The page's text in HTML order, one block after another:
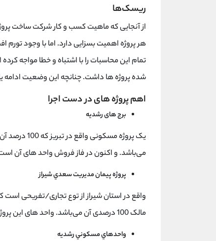
ریسک‌ها
از آنجایی که ماهیت کسب و کار شرکت ساخت
هر پروژه اهمیت بسزایی دارد. اما با وجود
تمام این محاسبات را با اشتباه و خطا مواجه
شده پروژه ها داشت. چنانچه این وضعیت ادامه
اهم پروژه های در دست اجرا
برج های رشديه
می‌باشد. و اکنون در فاز فروش واحد های آن
پروژه پيمان مديريت سعدي شيراز
مالک 100 درصدی آن می‌باشد. واحد های این پروژه طی هر ماه به فروش می‌رسد.
واحدهاي مسکوني رشديه